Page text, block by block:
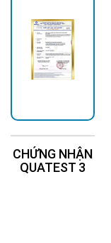
CHỨNG NHẬN
QUATEST 3